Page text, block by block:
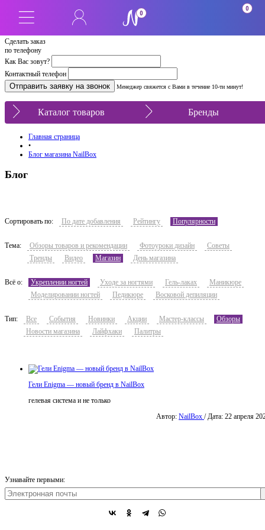
Сделать заказ
по телефону
Как Вас зовут?
Контактный телефон
Менеджер свяжется с Вами в течение 10-ти минут!
0
0
Каталог товаров Бренды
Главная страница
•
Блог магазина NailBox
Блог
Сортировать по: По дате добавления Рейтингу Популярности
Тема: Обзоры товаров и рекомендации Фотоуроки дизайн
Советы
Тренды
Видео Магазин День магазина
Всё о: Укреплении ногтей Уходе за ногтями Гель-лаках
Маникюре
Моделировании ногтей
Педикюре Восковой депиляции
Тип: Все События Новинки Акции Мастер-классы
Обзоры
Новости магазина
Лайфхаки Палитры
Гели Enigma — новый бренд в NailBox
гелевая система и не только
Автор: NailBox / Дата: 22 апреля
Узнавайте первыми: